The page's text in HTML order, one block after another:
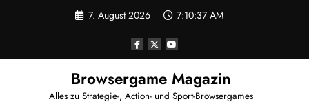
7. August 2026 7:10:38 AM
Browsergame Magazin
Alles zu Strategie-, Action- und Sport-Browsergames